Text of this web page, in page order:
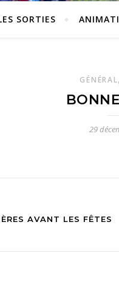
SORTIES
GÉNÉRAL,
29
AVANT LES FÊTES